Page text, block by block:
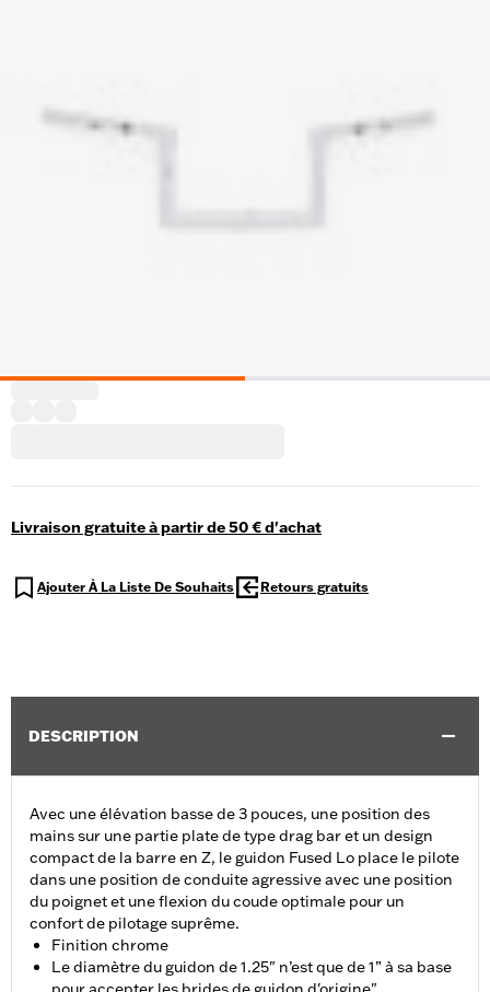
Livraison gratuite à partir de 50 € d'achat
Ajouter À La Liste De Souhaits Retours gratuits
DESCRIPTION
Avec une élévation basse de 3 pouces, une position des
mains sur une partie plate de type drag bar et un design
compact de la barre en Z, le guidon Fused Lo place le pilote
dans une position de conduite agressive avec une position
du poignet et une flexion du coude optimale pour un
confort de pilotage suprême.
Finition chrome
Le diamètre du guidon de 1.25" n’est que de 1” à sa base